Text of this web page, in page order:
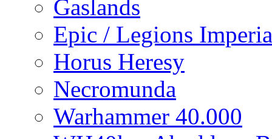
Gaslands
Epic / Legions
Horus Heresy
Necromunda
Warhammer 40.000